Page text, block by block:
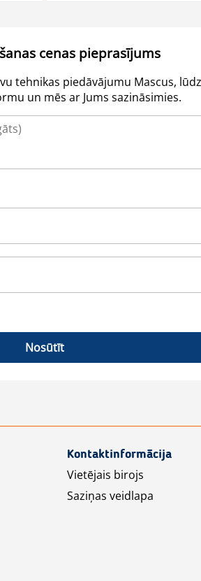
cenas pieprasījums
tehnikas piedāvājumu Mascus,
un mēs ar Jums sazināsimies.
Nosūtīt
Kontaktinformācija
Vietējais birojs
Saziņas veidlapa